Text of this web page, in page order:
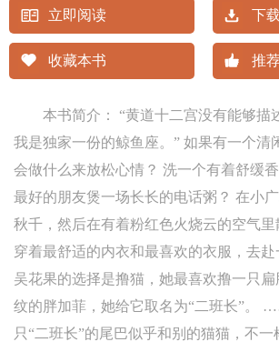
立即阅读 下
收藏本书 推
本书简介： “黄道十二宫没有能够描
我是独家一份的鲸鱼座。” 如果有一个清
会做什么来放松心情？ 洗一个有着舒缓
最好的朋友煲一场长长的电话粥？ 在小
秋千，然后在有着粉红色火烧云的空气
穿着最舒适的内衣和最喜欢的衣服，去赴
吴花果的选择是撸猫，她最喜欢撸一只
纹的胖加菲，她给它取名为“二班长”。
只“二班长”的尾巴似乎和别的猫猫，不